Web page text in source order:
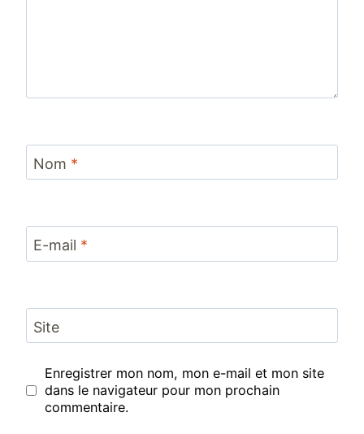
Nom *
E-mail *
Site
Enregistrer mon nom, mon e-mail et mon site
dans le navigateur pour mon prochain
commentaire.